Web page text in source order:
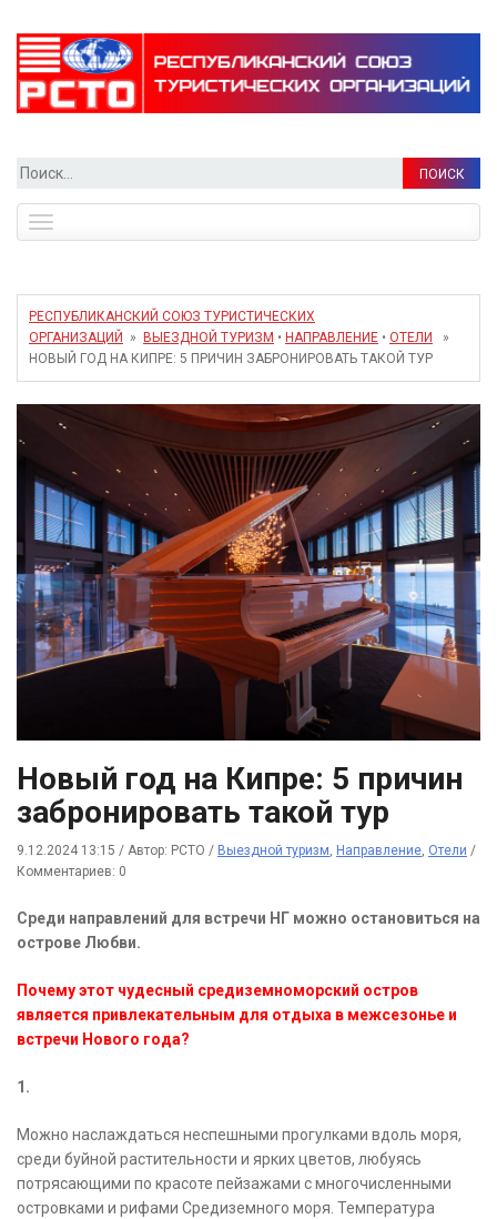
Найти:
navigation
РЕСПУБЛИКАНСКИЙ СОЮЗ ТУРИСТИЧЕСКИХ
ОРГАНИЗАЦИЙ
» ВЫЕЗДНОЙ ТУРИЗМ • НАПРАВЛЕНИЕ • ОТЕЛИ
»
НОВЫЙ ГОД НА КИПРЕ: 5 ПРИЧИН ЗАБРОНИРОВАТЬ ТАКОЙ ТУР
Новый год на Кипре: 5 причин
забронировать такой тур
9.12.2024 13:15 / Автор: РСТО / Выездной туризм, Направление, Отели /
Комментариев: 0
Среди направлений для встречи НГ можно остановиться на
острове Любви.
Почему этот чудесный средиземноморский остров
является привлекательным для отдыха в межсезонье и
встречи Нового года?
1.
Можно наслаждаться неспешными прогулками вдоль моря,
среди буйной растительности и ярких цветов, любуясь
потрясающими по красоте пейзажами с многочисленными
островками и рифами Средиземного моря. Температура